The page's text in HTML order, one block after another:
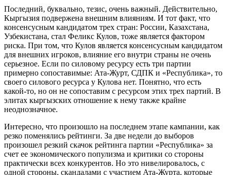
Последний, буквально, тезис, очень важный. Действительно,
Кыргызия подвержена внешним влияниям. И тот факт, что
консенсусным кандидатом трех стран: России, Казахстана,
Узбекистана, стал Феликс Кулов, тоже является фактором
риска. При том, что Кулов является консенсусным кандидатом
для внешних игроков, влияние его внутри страны не очень
серьезное. Если по силовому ресурсу есть три партии
примерно сопоставимые: Ата-Журт, СДПК и «Республика», то
своего силового ресурса у Кулова нет. Понятно, что есть
какой-то, но он не сопоставим с ресурсом этих трех партий. В
элитах кыргызских отношение к нему также крайне
неоднозначное.
Интересно, что произошло на последнем этапе кампании, как
резко поменялись рейтинги. За две недели до выборов
произошел резкий скачок рейтинга партии «Республика» за
счет ее экономического популизма и критики со стороны
практически всех конкурентов. Но это нивелировалось, с
одной стороны, скандалами с участием Ата-Журта, которые